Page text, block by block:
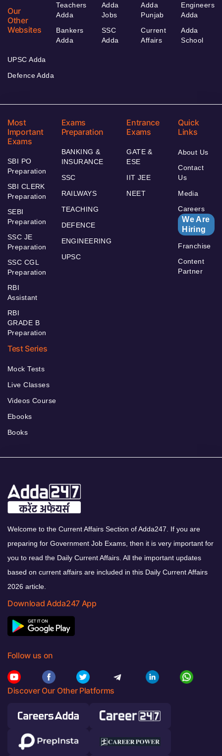
Our
Other
Websites
Teachers
Adda
Bankers
Adda
Adda
Jobs
SSC
Adda
Adda
Punjab
Current
Affairs
Engineers
Adda
Adda
School
UPSC Adda
Defence Adda
Most
Important
Exams
SBI PO
Preparation
SBI CLERK
Preparation
SEBI
Preparation
SSC JE
Preparation
SSC CGL
Preparation
RBI
Assistant
RBI
GRADE B
Preparation
Exams
Preparation
BANKING &
INSURANCE
SSC
RAILWAYS
TEACHING
DEFENCE
ENGINEERING
UPSC
Entrance
Exams
GATE &
ESE
IIT JEE
NEET
Quick
Links
About Us
Contact
Us
Media
Careers
We Are
Hiring
Franchise
Content
Partner
Test Series
Mock Tests
Live Classes
Videos Course
Ebooks
Books
Welcome to the Current Affairs Section of Adda247. If you are
preparing for Government Job Exams, then it is very important for
you to read the Daily Current Affairs. All the important updates
based on current affairs are included in this Daily Current Affairs
2026 article.
Download Adda247 App
Follow us on
Discover Our Other Platforms